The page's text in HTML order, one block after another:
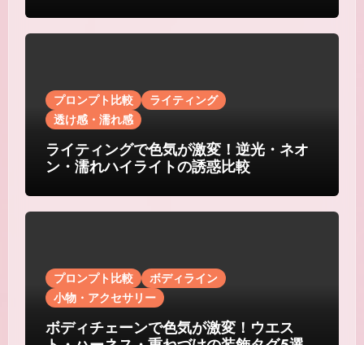
プロンプト比較
ライティング
透け感・濡れ感
ライティングで色気が激変！逆光・ネオ
ン・濡れハイライトの誘惑比較
プロンプト比較
ボディライン
小物・アクセサリー
ボディチェーンで色気が激変！ウエス